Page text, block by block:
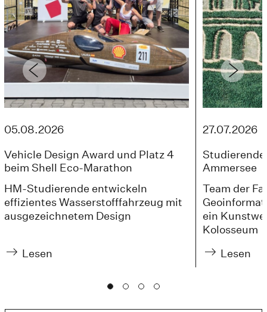
05.08.2026
Vehicle Design Award und Platz 4
beim Shell Eco-Marathon
HM-Studierende entwickeln
effizientes Wasserstofffahrzeug mit
ausgezeichnetem Design
Lesen
27.07.2026
Ammersee
Team der
ein
Kolosseum
Lesen